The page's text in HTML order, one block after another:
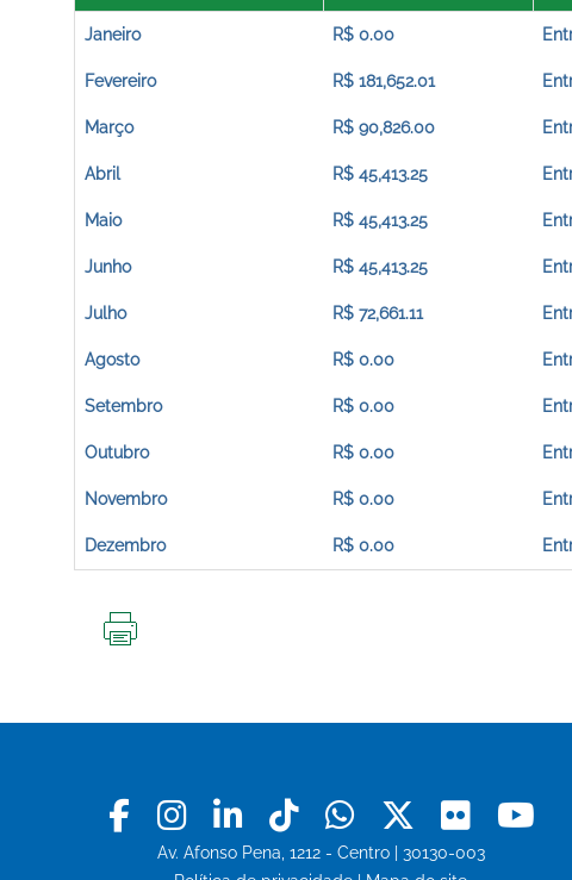
Janeiro R$ 0.00
Fevereiro R$ 181,652.01
Março R$ 90,826.00
Abril R$ 45,413.25
Maio R$ 45,413.25
Junho R$ 45,413.25
Julho R$ 72,661.11
Agosto R$ 0.00
Setembro R$ 0.00
Outubro R$ 0.00
Novembro R$ 0.00
Dezembro R$ 0.00
Facebook
Instagram
LinkedinTiktokWhatsapp
X Flickr
Av. Afonso Pena, 1212 - Centro | 30130-003